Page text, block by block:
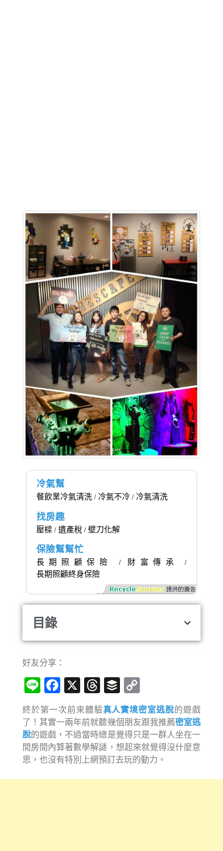
冷氣幫
餐飲業冷氣清洗/ 冷氣不冷/ 冷氣清洗
找房趣
壓樑/ 遺產稅 / 壁刀化解
保險幫幫忙
長期照顧保險 / 財富傳承 /
長期照顧終身保險
目錄
好友分享：
LineFacebook
X Threads
Buffer
Link
終於第一次前來體驗真人實境密室逃脫的遊戲
了！其實一兩年前就聽幾個朋友跟我推薦密室逃
脫的遊戲，不過當時總是覺得只是一群人坐在一
間房間內算著數學解謎，想起來就覺得沒什麼意
思，也沒有特別上網預訂去玩的動力。